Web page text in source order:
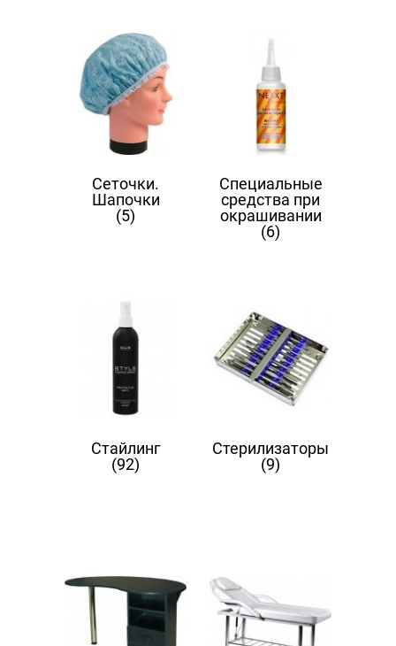
Сеточки.
Шапочки
(5)
Специальные
средства при
окрашивании
(6)
Стайлинг
(92)
Стерилизаторы
(9)